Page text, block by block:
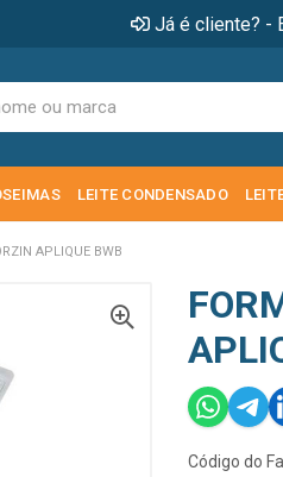
Já é cliente? -
LEITE CONDENSADO
APLIQUE BWB
Código do